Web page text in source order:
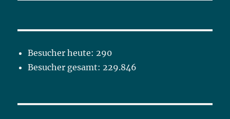
Besucher heute: 290
Besucher gesamt: 229.846